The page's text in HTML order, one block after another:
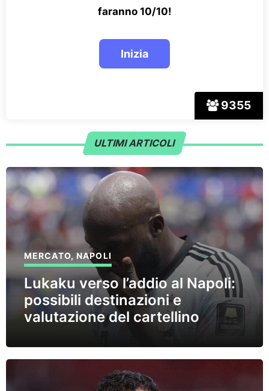
9355
faranno 10/10!
ULTIMI ARTICOLI
MERCATO,NAPOLI
Lukaku verso l’addio al Napoli:
possibili destinazioni e
valutazione del cartellino